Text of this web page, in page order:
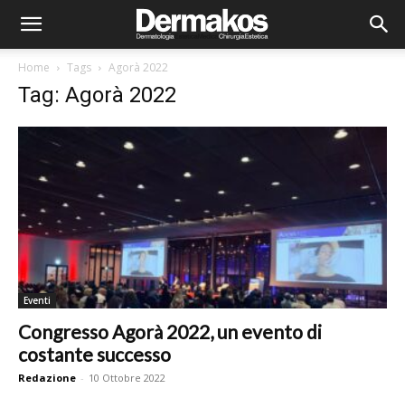
Home Tags Agorà 2022
Tag: Agorà 2022
Eventi
Congresso Agorà 2022, un evento di
costante successo
Redazione - 10 Ottobre 2022